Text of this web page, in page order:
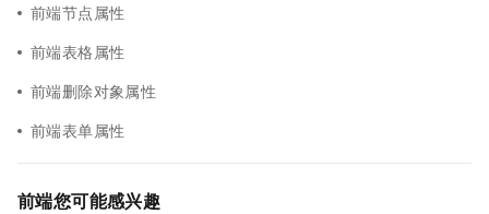
前端节点属性
前端表格属性
前端删除对象属性
前端表单属性
前端您可能感兴趣